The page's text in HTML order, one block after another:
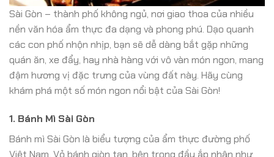
Sài Gòn – thành phố không ngủ, nơi giao thoa của nhiều
nền văn hóa ẩm thực đa dạng và phong phú. Dạo quanh
các con phố nhộn nhịp, bạn sẽ dễ dàng bắt gặp những
quán ăn, xe đẩy, hay nhà hàng với vô vàn món ngon, mang
đậm hương vị đặc trưng của vùng đất này. Hãy cùng
khám phá một số món ngon nổi bật của Sài Gòn!
1. Bánh Mì Sài Gòn
Bánh mì Sài Gòn là biểu tượng của ẩm thực đường phố
Việt Nam. Vỏ bánh giòn tan, bên trong đầy ắp nhân như